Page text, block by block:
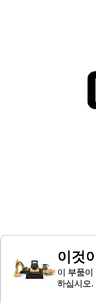
이것
이 부품
하십시오.